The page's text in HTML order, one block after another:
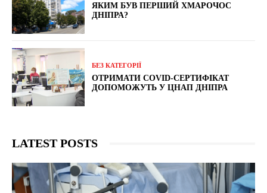
ЯКИМ БУВ ПЕРШИЙ ХМАРОЧОС
ДНІПРА?
БЕЗ КАТЕГОРІЇ
ОТРИМАТИ COVID-СЕРТИФІКАТ
ДОПОМОЖУТЬ У ЦНАП ДНІПРА
LATEST POSTS